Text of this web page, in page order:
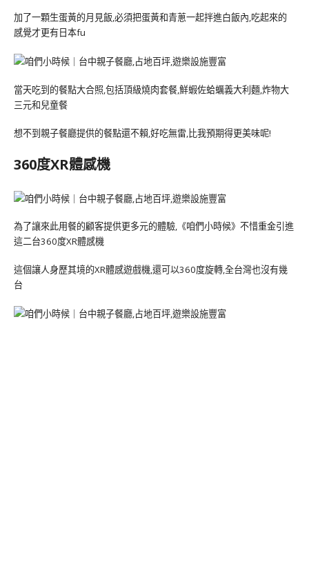
加了一顆生蛋黃的月見飯,必須把蛋黃和青蔥一起拌進白飯內,吃起來的
感覺才更有日本fu
當天吃到的餐點大合照,包括頂級燒肉套餐,鮮蝦佐蛤蠣義大利麵,炸物大
三元和兒童餐
想不到親子餐廳提供的餐點還不賴,好吃無雷,比我預期得更美味呢!
360度XR體感機
為了讓來此用餐的顧客提供更多元的體驗,《咱們小時候》不惜重金引進
這二台360度XR體感機
這個讓人身歷其境的XR體感遊戲機,還可以360度旋轉,全台灣也沒有幾
台